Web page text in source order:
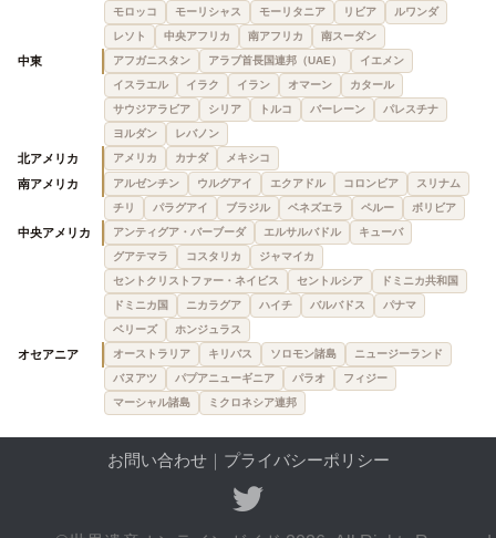
モロッコ
モーリシャス モーリタニア リビア
ルワンダ
レソト
中央アフリカ 南アフリカ 南スーダン
中東 アフガニスタン アラブ首長国連邦（UAE）
イエメン
イスラエル
イラク イラン オマーン
カタール
サウジアラビア
シリア トルコ バーレーン
パレスチナ
ヨルダン
レバノン
北アメリカ アメリカ カナダ メキシコ
南アメリカ アルゼンチン ウルグアイ エクアドル コロンビア
スリナム
チリ
パラグアイ ブラジル ベネズエラ ペルー ボリビア
中央アメリカ アンティグア・バーブーダ エルサルバドル
キューバ
グアテマラ
コスタリカ
ジャマイカ
セントクリストファー・ネイビス
セントルシア
ドミニカ共和国
ドミニカ国
ニカラグア ハイチ バルバドス
パナマ
ベリーズ
ホンジュラス
オセアニア オーストラリア キリバス ソロモン諸島
ニュージーランド
バヌアツ
パプアニューギニア パラオ
フィジー
マーシャル諸島
ミクロネシア連邦
お問い合わせ｜ プライバシーポリシー